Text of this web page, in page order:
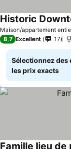
Maison/appartement
Historic
8,7 Excellent 17
Sélectionnez des
les prix exacts
Famille lieu